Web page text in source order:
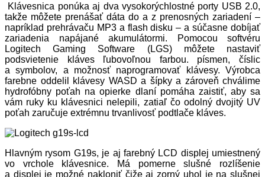
Klávesnica ponúka aj dva vysokorýchlostné porty USB 2.0,
takže môžete prenášať dáta do a z prenosných zariadení –
napríklad prehrávaču MP3 a flash disku – a súčasne dobíjať
zariadenia napájané akumulátormi. Pomocou softvéru
Logitech Gaming Software (LGS) môžete nastaviť
podsvietenie kláves ľubovoľnou farbou. písmen, číslic
a symbolov, a možnosť naprogramovať klávesy. Výrobca
farebne oddelil klávesy WASD a šípky a zároveň chválime
hydrofóbny poťah na opierke dlaní pomáha zaistiť, aby sa
vám ruky ku klávesnici nelepili, zatiaľ čo odolný dvojitý UV
poťah zaručuje extrémnu trvanlivosť podtlače kláves.
Hlavným rysom G19s, je aj farebný LCD displej umiestnený
vo vrchole klávesnice. Má pomerne slušné rozlíšenie
a displej je možné nakloniť čiže aj zorný uhol je na slušnej